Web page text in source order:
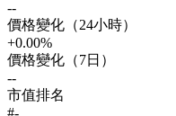
--
價格變化（24小時）
+0.00%
價格變化（7日）
--
市值排名
#-